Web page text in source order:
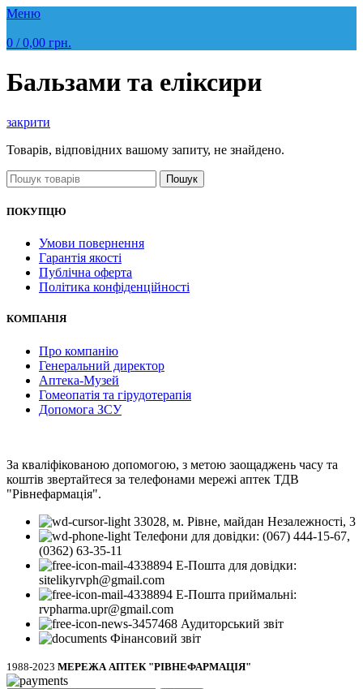
Меню
0 / 0,00 грн.
Бальзами та еліксири
закрити
Товарів, відповідних вашому запиту, не знайдено.
Пошук
ПОКУПЦЮ
Умови повернення
Гарантія якості
Публічна оферта
Політика конфіденційності
КОМПАНІЯ
Про компанію
Генеральний директор
Аптека-Музей
Гомеопатія та гірудотерапія
Допомога ЗСУ
За кваліфікованою допомогою, з метою заощаджень часу та
коштів звертайтеся за телефонами мережі аптек ТДВ
"Рівнефармація".
33028, м. Рівне, майдан Незалежності, 3
Телефони для довідки: (067) 444-15-67,
(0362) 63-35-11
Е-Пошта для довідки:
sitelikyrvph@gmail.com
Е-Пошта приймальні:
rvpharma.upr@gmail.com
Аудиторський звіт
Фінансовий звіт
1988-2023 МЕРЕЖА АПТЕК "РІВНЕФАРМАЦІЯ"